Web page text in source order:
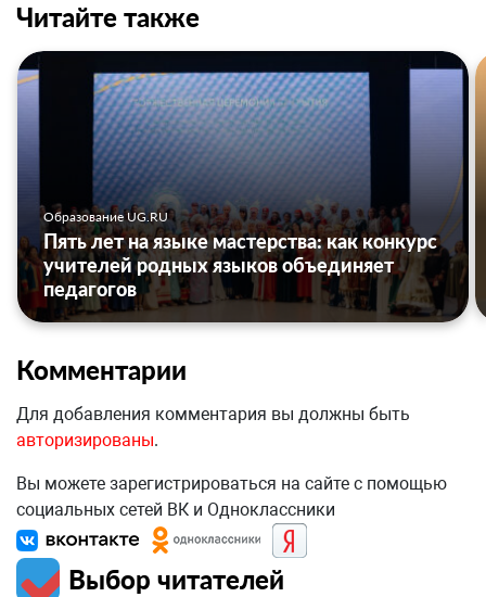
Читайте также
Образование UG.RU
Пять лет на языке мастерства: как конкурс
учителей родных языков объединяет
педагогов
Комментарии
Для добавления комментария вы должны быть
авторизированы.
Вы можете зарегистрироваться на сайте с помощью
социальных сетей ВК и Одноклассники
Выбор читателей